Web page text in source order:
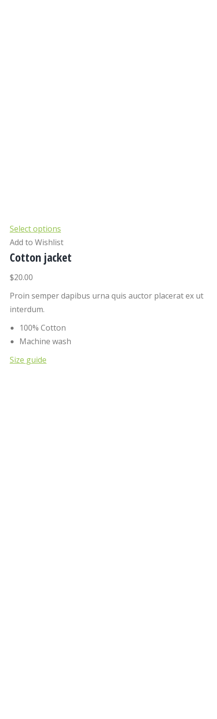
Select options
Add to Wishlist
Cotton jacket
$20.00
Proin semper dapibus urna quis auctor placerat ex ut
interdum.
100% Cotton
Machine wash
Size guide